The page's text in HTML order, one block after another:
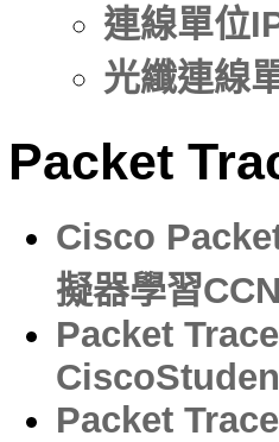
連線單位
光纖連線
Packet
Cisco
擬器學習
Packet
Packet